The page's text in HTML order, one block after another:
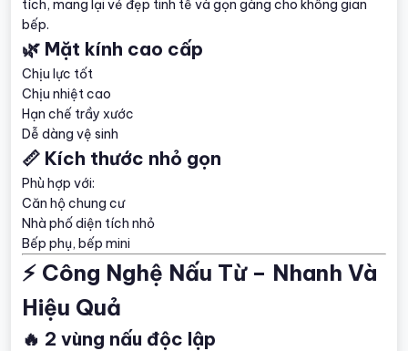
tích, mang lại vẻ đẹp tinh tế và gọn gàng cho không gian
bếp.
🌿 Mặt kính cao cấp
Chịu lực tốt
Chịu nhiệt cao
Hạn chế trầy xước
Dễ dàng vệ sinh
📏 Kích thước nhỏ gọn
Phù hợp với:
Căn hộ chung cư
Nhà phố diện tích nhỏ
Bếp phụ, bếp mini
⚡ Công Nghệ Nấu Từ – Nhanh Và
Hiệu Quả
🔥 2 vùng nấu độc lập